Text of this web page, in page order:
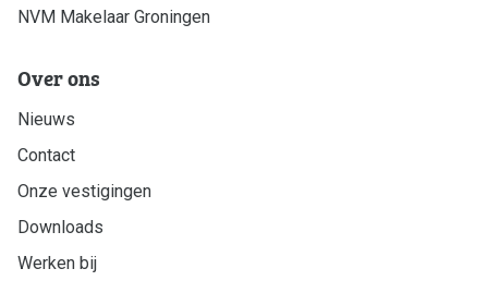
NVM Makelaar Groningen
Over ons
Nieuws
Contact
Onze vestigingen
Downloads
Werken bij